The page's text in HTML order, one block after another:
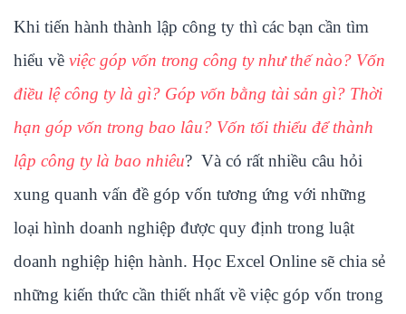
Khi tiến hành thành lập công ty thì các bạn cần tìm
hiểu về việc góp vốn trong công ty như thế nào? Vốn
điều lệ công ty là gì? Góp vốn bằng tài sản gì? Thời
hạn góp vốn trong bao lâu? Vốn tối thiểu để thành
lập công ty là bao nhiêu? Và có rất nhiều câu hỏi
xung quanh vấn đề góp vốn tương ứng với những
loại hình doanh nghiệp được quy định trong luật
doanh nghiệp hiện hành. Học Excel Online sẽ chia sẻ
những kiến thức cần thiết nhất về việc góp vốn trong